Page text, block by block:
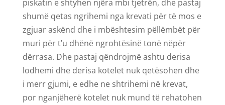
piskatin e shtyhen njëra mbi tjetrën, dhe pastaj
shumë qetas ngrihemi nga krevati për të mos e
zgjuar askënd dhe i mbështesim pëllëmbët për
muri për t’u dhënë ngrohtësinë tonë nëpër
dërrasa. Dhe pastaj qëndrojmë ashtu derisa
lodhemi dhe derisa kotelet nuk qetësohen dhe
i merr gjumi, e edhe ne shtrihemi në krevat,
por nganjëherë kotelet nuk mund të rehatohen